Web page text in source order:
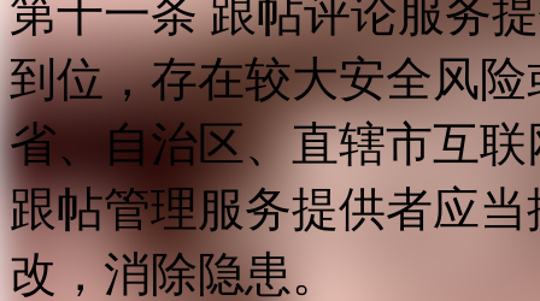
第十一条 跟帖评论服务
到位，存在较大安全风
省、自治区、直辖市互
跟帖管理服务提供者应
改，消除隐患。